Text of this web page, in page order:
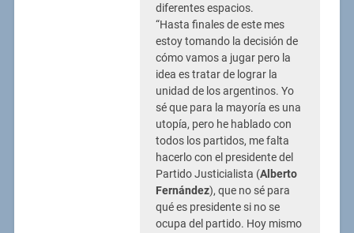
diferentes espacios.
“Hasta finales de este mes
estoy tomando la decisión de
cómo vamos a jugar pero la
idea es tratar de lograr la
unidad de los argentinos. Yo
sé que para la mayoría es una
utopía, pero he hablado con
todos los partidos, me falta
hacerlo con el presidente del
Partido Justicialista (Alberto
Fernández), que no sé para
qué es presidente si no se
ocupa del partido. Hoy mismo